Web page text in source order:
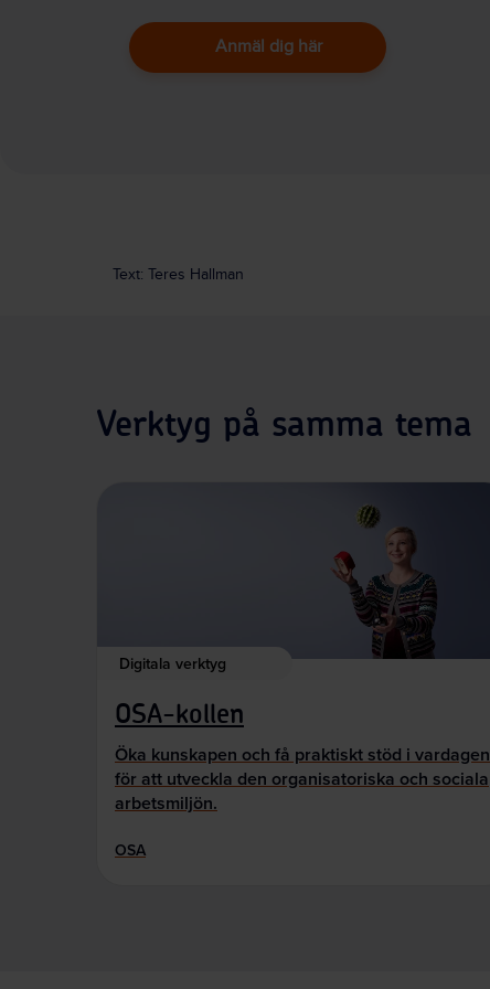
Anmäl dig här
Text: Teres Hallman
Verktyg på samma tema
Digitala verktyg
OSA-kollen
Öka kunskapen och få praktiskt stöd i vardagen
för att utveckla den organisatoriska och sociala
arbetsmiljön.
OSA